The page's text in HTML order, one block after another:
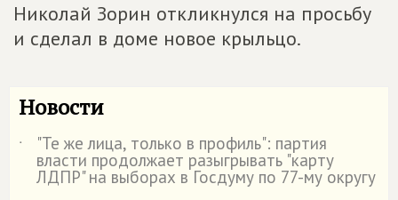
Николай Зорин откликнулся на просьбу
и сделал в доме новое крыльцо.
Новости
˙ "Те же лица, только в профиль": партия
власти продолжает разыгрывать "карту
ЛДПР" на выборах в Госдуму по 77-му округу